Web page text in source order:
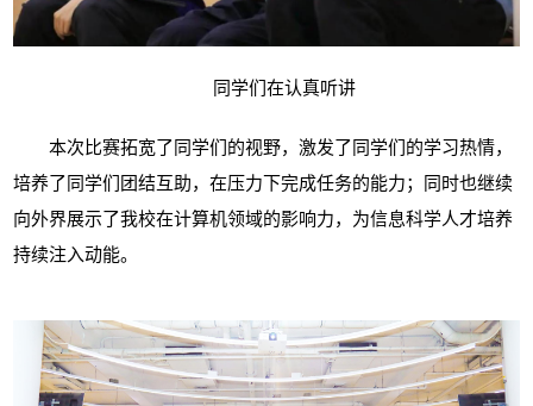
同学们在认真听讲
本次比赛拓宽了同学们的视野，激发了同学们的学习热情，
培养了同学们团结互助，在压力下完成任务的能力；同时也继续
向外界展示了我校在计算机领域的影响力，为信息科学人才培养
持续注入动能。